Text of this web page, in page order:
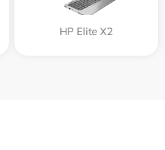
HP Elite X2